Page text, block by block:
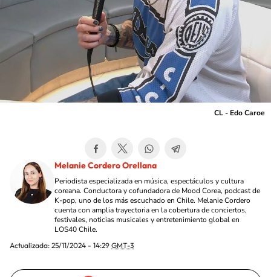
CL - Edo Caroe
Melanie Cordero Orellana
Periodista especializada en música, espectáculos y cultura
coreana. Conductora y cofundadora de Mood Corea, podcast de
K-pop, uno de los más escuchado en Chile. Melanie Cordero
cuenta con amplia trayectoria en la cobertura de conciertos,
festivales, noticias musicales y entretenimiento global en
LOS40 Chile.
Actualizada: 25/11/2024 - 14:29 GMT-3